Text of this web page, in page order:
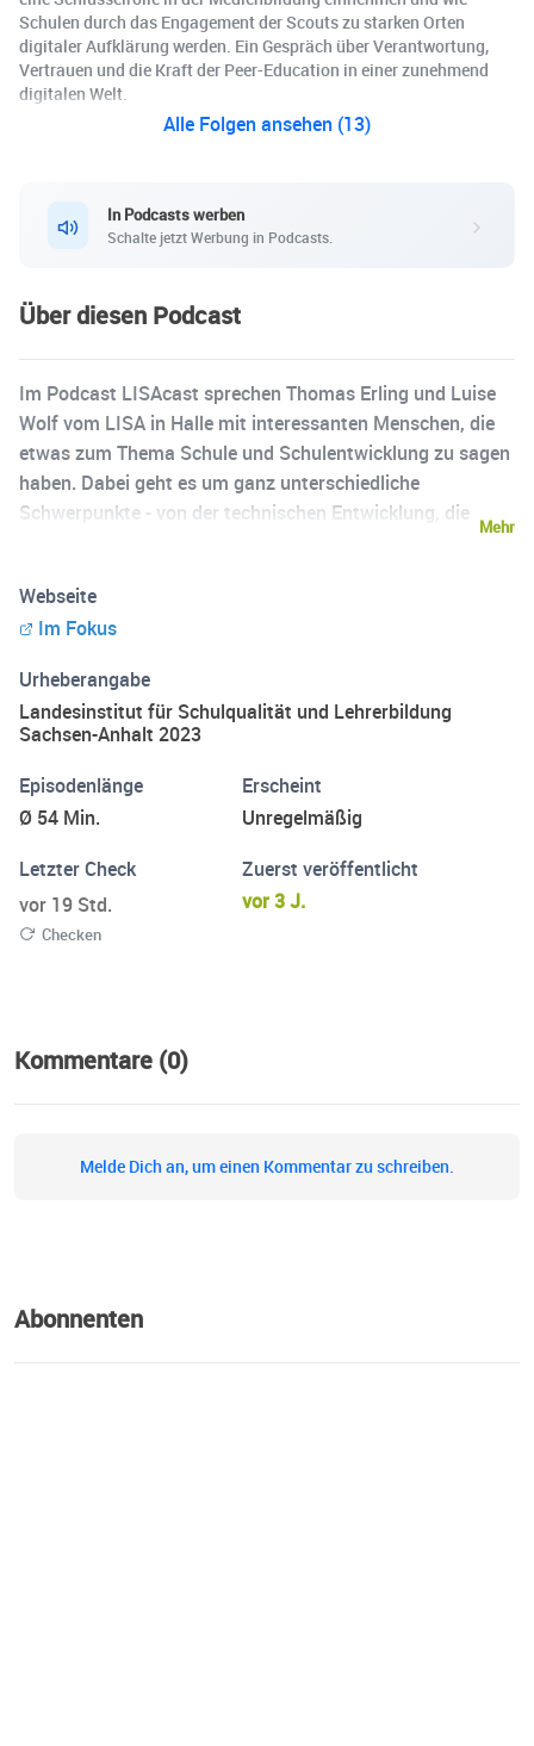
Schulen durch das Engagement der Scouts zu starken Orten
digitaler Aufklärung werden. Ein Gespräch über Verantwortung,
Vertrauen und die Kraft der Peer-Education in einer zunehmend
digitalen Welt.
Alle Folgen ansehen (13)
In Podcasts werben
Schalte jetzt Werbung in Podcasts.
Über diesen Podcast
Im Podcast LISAcast sprechen Thomas Erling und Luise
Wolf vom LISA in Halle mit interessanten Menschen, die
etwas zum Thema Schule und Schulentwicklung zu sagen
haben. Dabei geht es um ganz unterschiedliche
Schwerpunkte - von der technischen Entwicklung, die
dem Feld der Lehrer*innenbildung. Dabei richtet sich der
Podcast an alle Menschen, die irgendwie mit Schule in
Schulthemen interessiert sind - aus welchen Gründen
auch immer. Das LISA lädt ein zum Austausch über
Mehr
Webseite
Im Fokus
Urheberangabe
Landesinstitut für Schulqualität und Lehrerbildung
Sachsen-Anhalt 2023
Episodenlänge
Ø 54 Min.
Erscheint
Unregelmäßig
Letzter Check
vor 19 Std.
Checken
Zuerst veröffentlicht
vor 3 J.
Kommentare (0)
Melde Dich an, um einen Kommentar zu schreiben.
Abonnenten